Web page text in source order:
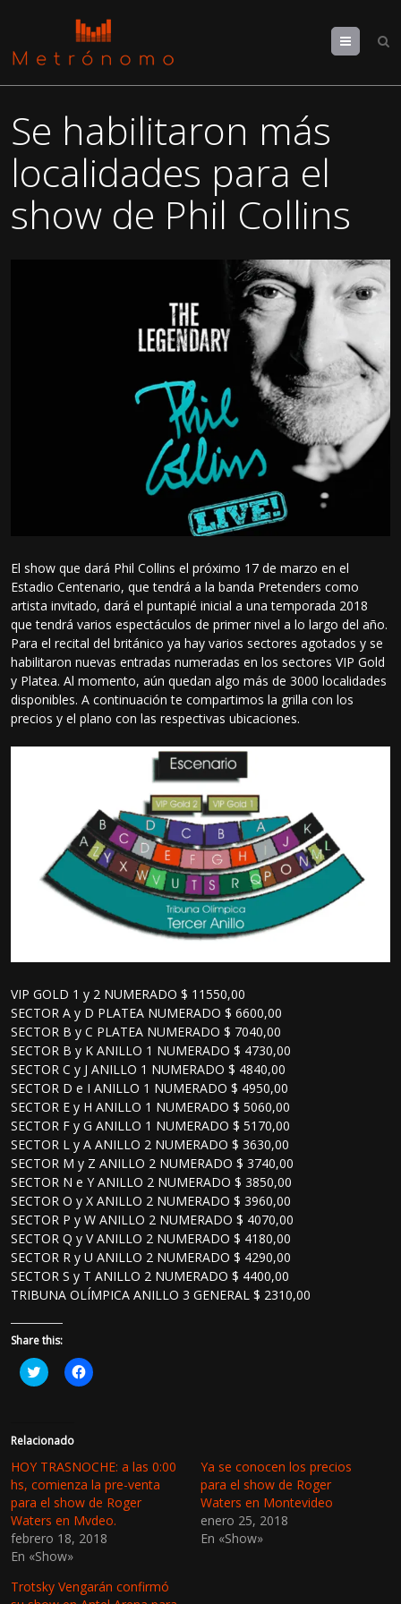
Menu
Se habilitaron más
localidades para el
show de Phil Collins
El show que dará Phil Collins el próximo 17 de marzo en el
Estadio Centenario, que tendrá a la banda Pretenders como
artista invitado, dará el puntapié inicial a una temporada 2018
que tendrá varios espectáculos de primer nivel a lo largo del año.
Para el recital del británico ya hay varios sectores agotados y se
habilitaron nuevas entradas numeradas en los sectores VIP Gold
y Platea. Al momento, aún quedan algo más de 3000 localidades
disponibles. A continuación te compartimos la grilla con los
precios y el plano con las respectivas ubicaciones.
VIP GOLD 1 y 2 NUMERADO $ 11550,00
SECTOR A y D PLATEA NUMERADO $ 6600,00
SECTOR B y C PLATEA NUMERADO $ 7040,00
SECTOR B y K ANILLO 1 NUMERADO $ 4730,00
SECTOR C y J ANILLO 1 NUMERADO $ 4840,00
SECTOR D e I ANILLO 1 NUMERADO $ 4950,00
SECTOR E y H ANILLO 1 NUMERADO $ 5060,00
SECTOR F y G ANILLO 1 NUMERADO $ 5170,00
SECTOR L y A ANILLO 2 NUMERADO $ 3630,00
SECTOR M y Z ANILLO 2 NUMERADO $ 3740,00
SECTOR N e Y ANILLO 2 NUMERADO $ 3850,00
SECTOR O y X ANILLO 2 NUMERADO $ 3960,00
SECTOR P y W ANILLO 2 NUMERADO $ 4070,00
SECTOR Q y V ANILLO 2 NUMERADO $ 4180,00
SECTOR R y U ANILLO 2 NUMERADO $ 4290,00
SECTOR S y T ANILLO 2 NUMERADO $ 4400,00
TRIBUNA OLÍMPICA ANILLO 3 GENERAL $ 2310,00
Share this:
H
a
c
a
r
a
c
o
m
p
a
r
i
r
H
a
a
r
a
c
o
m
p
a
r
Relacionado
HOY TRASNOCHE: a las 0:00
hs, comienza la pre-venta
para el show de Roger
Waters en Mvdeo.
febrero 18, 2018
En «Show»
Ya se conocen los precios
para el show de Roger
Waters en Montevideo
enero 25, 2018
En «Show»
Trotsky Vengarán confirmó